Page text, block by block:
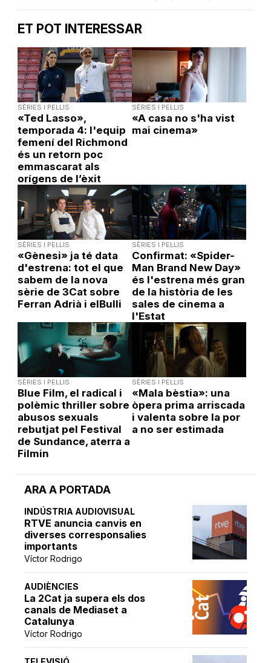
ARA A PORTADA
INDÚSTRIA AUDIOVISUAL
RTVE anuncia canvis en
diverses corresponsalies
importants
Víctor Rodrigo
AUDIÈNCIES
La 2Cat ja supera els dos
canals de Mediaset a
Catalunya
Víctor Rodrigo
ET POT INTERESSAR
SÈRIES I PEL·LIS
«Ted Lasso»,
temporada 4: l'equip
femení del Richmond
és un retorn poc
emmascarat als
orígens de l’èxit
SÈRIES I PEL·LIS
«A casa no s'ha vist
mai cinema»
SÈRIES I PEL·LIS
«Gènesi» ja té data
d'estrena: tot el que
sabem de la nova
sèrie de 3Cat sobre
Ferran Adrià i elBulli
SÈRIES I PEL·LIS
Confirmat: «Spider-
Man Brand New Day»
és l'estrena més gran
de la història de les
sales de cinema a
l'Estat
SÈRIES I PEL·LIS
Blue Film, el radical i
polèmic thriller sobre
abusos sexuals
rebutjat pel Festival
de Sundance, aterra a
Filmin
SÈRIES I PEL·LIS
«Mala bèstia»: una
òpera prima arriscada
i valenta sobre la por
a no ser estimada